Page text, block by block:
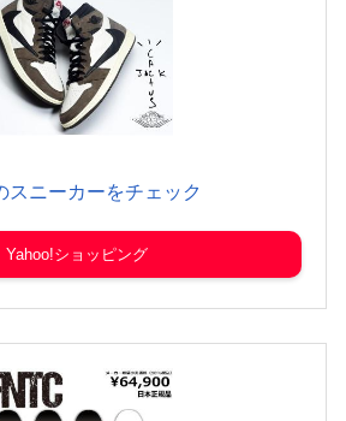
スニーカーをチェック
Yahoo!ショッピング